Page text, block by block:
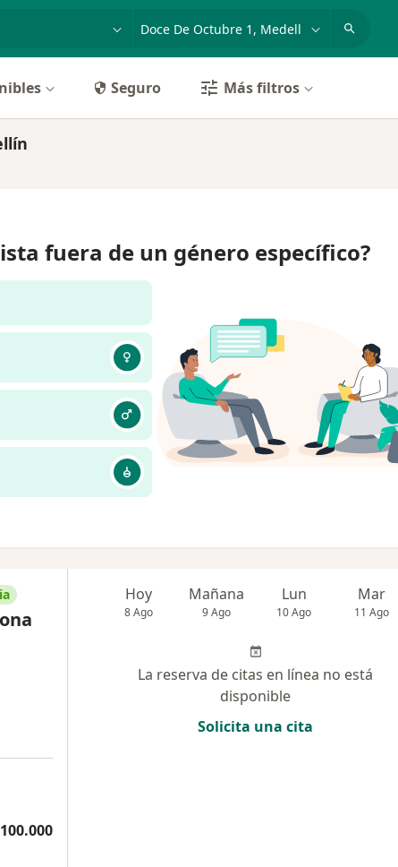
enfermedad o nombre
Seguro Más filtros
fuera de un género específico?
Hoy
8 Ago
Mañana
9 Ago
Lun
10 Ago
Mar
11 Ago
La reserva de citas en línea no está
disponible
Solicita una cita